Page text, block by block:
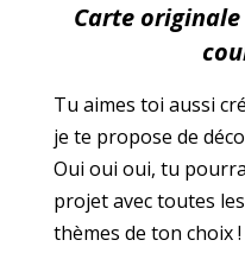
Carte
Tu aimes toi aussi
je te propose de
Oui oui oui, tu
projet avec toutes
thèmes de ton choix !